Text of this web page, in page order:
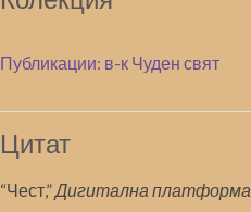
Публикации: в-к Чуден свят
Цитат
“Чест,”Дигитална платформа